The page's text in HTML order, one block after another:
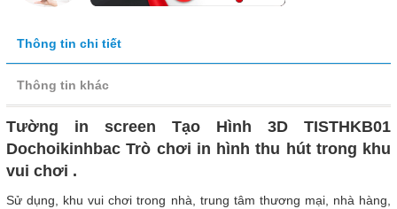
Thông tin chi tiết
Thông tin khác
Tường in screen Tạo Hình 3D TISTHKB01
Dochoikinhbac Trò chơi in hình thu hút trong khu
vui chơi .
Sử dụng, khu vui chơi trong nhà, trung tâm thương mại, nhà hàng,